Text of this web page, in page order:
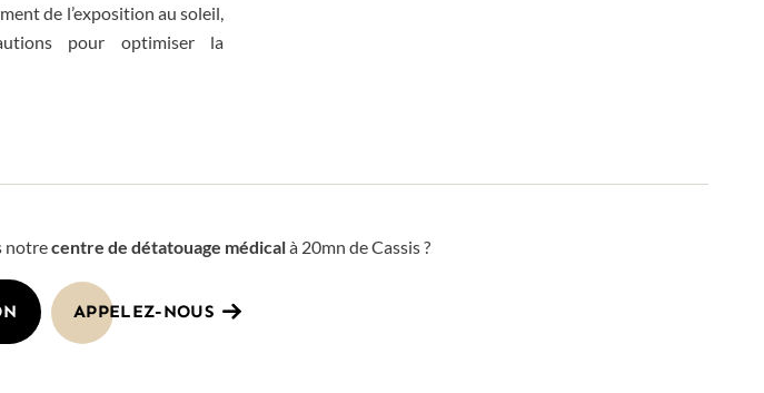
de l’exposition au soleil,
pour optimiser la
notrecentre de détatouage médicalà 20mn de Cassis ?
APPELEZ-NOUS